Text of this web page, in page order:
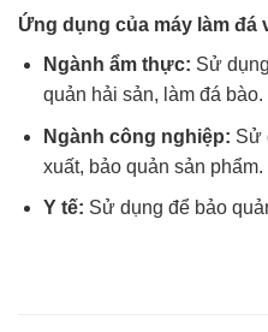
Ứng dụng của máy làm đá
Ngành ẩm thực: Sử
quản hải sản, làm đá bào.
Ngành công nghiệp: Sử
xuất, bảo quản sản phẩm.
Y tế: Sử dụng để bảo